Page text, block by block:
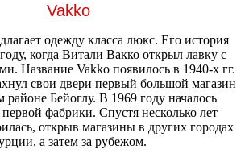
Vakko
одежду класса люкс. Его история
когда Витали Вакко открыл лавку с
Название Vakko появилось в 1940-х гг.
свои двери первый большой магазин
районе Бейоглу. В 1969 году началось
первой фабрики. Спустя несколько лет
открыв магазины в других городах
а затем за рубежом.